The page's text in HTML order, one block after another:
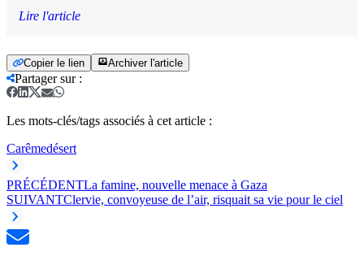
Lire l'article
Copier le lien Archiver l'article
Partager sur:
Les mots-clés/tags associés à cet article :
Carêmedésert
PRÉCÉDENTLa famine, nouvelle menace à Gaza
SUIVANTClervie, convoyeuse de l’air, risquait sa vie pour le ciel